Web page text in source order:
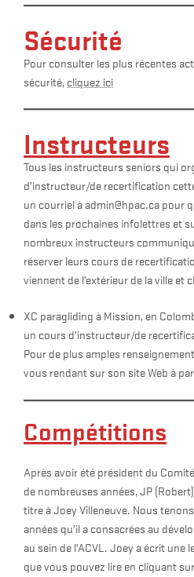
Sécurité
Pour consulter les plus récentes
sécurité,cliquez ici
Instructeurs
Tous les instructeurs seniors qui
d’instructeur/de recertification
un courriel à admin@hpac.ca pour
dans les prochaines infolettres et
nombreux instructeurs
réserver leurs cours de
viennent de l’extérieur de la ville et
XC paragliding à Mission, en
un cours d’instructeur/de
Pour de plus amples
vous rendant sur son site Web à
Compétitions
Après avoir été président du
de nombreuses années, JP
titre à Joey Villeneuve. Nous
années qu’il a consacrées au
au sein de l’ACVL. Joey a écrit
que vous pouvez lire en cliquant